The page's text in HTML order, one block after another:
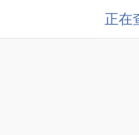
正在